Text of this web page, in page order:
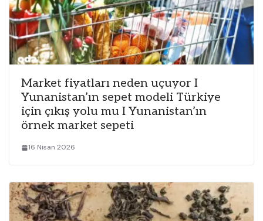
Market fiyatları neden uçuyor I
Yunanistan’ın sepet modeli Türkiye
için çıkış yolu mu I Yunanistan’ın
örnek market sepeti
16 Nisan 2026